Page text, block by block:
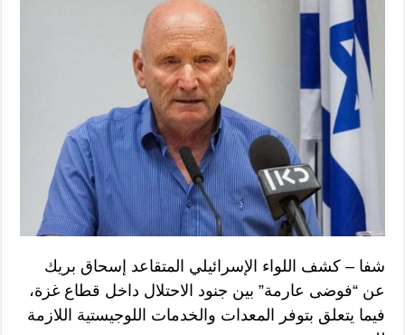
شفا – كشف اللواء الإسرائيلي المتقاعد إسحاق بريك
عن “فوضى عارمة” بين جنود الاحتلال داخل قطاع غزة،
فيما يتعلق بتوفر المعدات والخدمات اللوجيستية اللازمة